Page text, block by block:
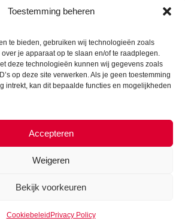
Toestemming beheren
te bieden, gebruiken wij technologieën zoals
je apparaat op te slaan en/of te raadplegen.
deze technologieën kunnen wij gegevens zoals
op deze site verwerken. Als je geen toestemming
intrekt, kan dit bepaalde functies en mogelijkheden
Accepteren
Weigeren
Bekijk voorkeuren
Cookiebeleid Privacy Policy